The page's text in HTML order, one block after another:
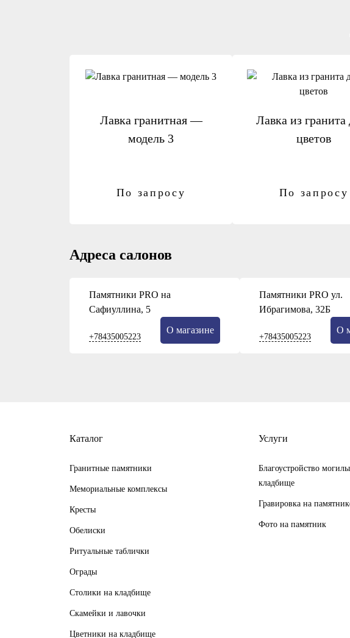
Лавка гранитная —
модель 3
По запросу
Лавка из гранита
цветов
По запросу
Адреса салонов
Памятники PRO на
Сафиуллина, 5
+78435005223
О магазине
Памятники PRO ул.
Ибрагимова, 32Б
+78435005223
О
Каталог
Гранитные памятники
Мемориальные комплексы
Кресты
Обелиски
Ритуальные таблички
Ограды
Столики на кладбище
Скамейки и лавочки
Цветники на кладбище
Услуги
Благоустройство
кладбище
Гравировка на
Фото на памятник